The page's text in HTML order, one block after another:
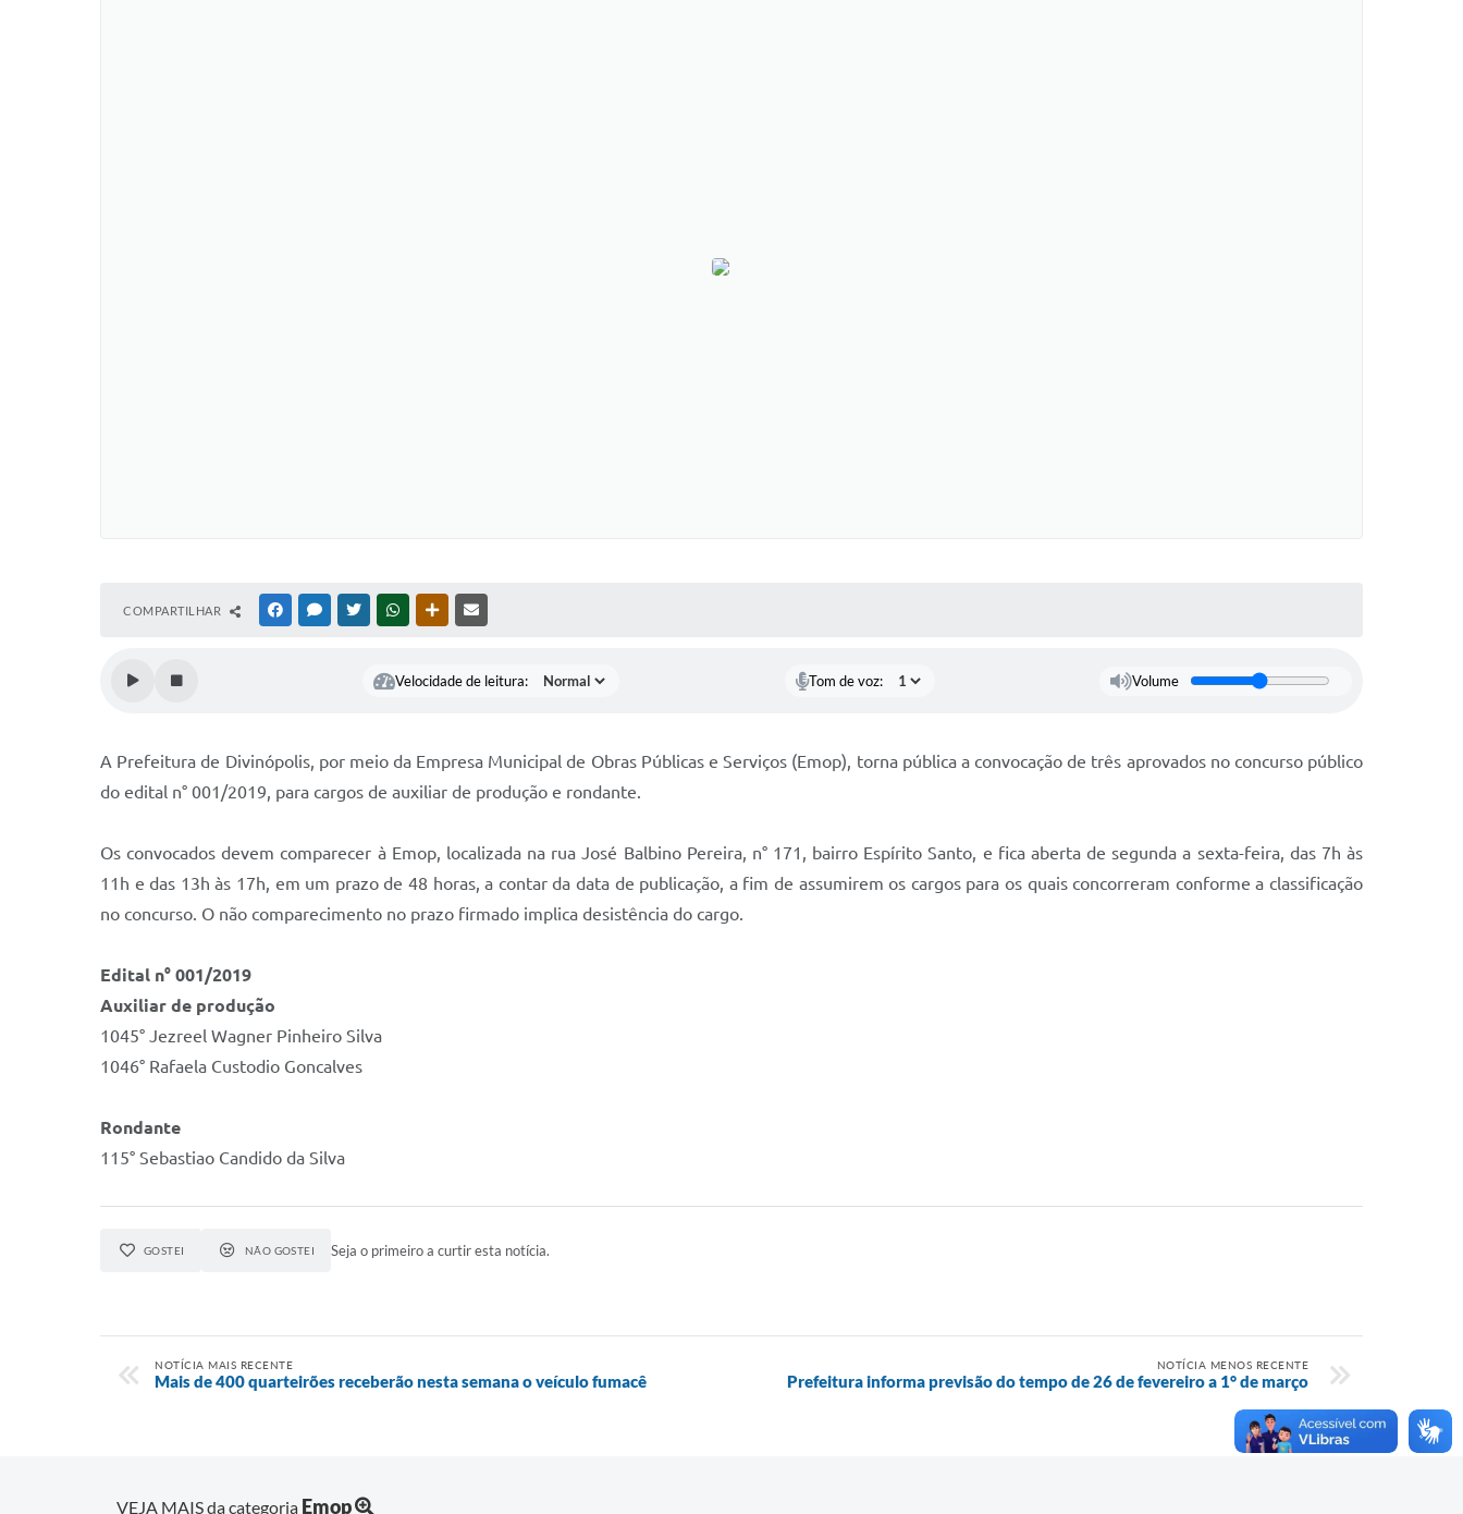
COMPARTILHAR FACEBOOKMESSENGER
TWITTERWHATSAPPOUTRAS MÍDIAS
Velocidade de leitura: Tom de voz: Volume
A Prefeitura de Divinópolis, por meio da Empresa Municipal de Obras Públicas e Serviços (Emop), torna pública a convocação de três aprovados no concurso público
do edital n° 001/2019, para cargos de auxiliar de produção e rondante.
Os convocados devem comparecer à Emop, localizada na rua José Balbino Pereira, n° 171, bairro Espírito Santo, e fica aberta de segunda a sexta-feira, das 7h às
11h e das 13h às 17h, em um prazo de 48 horas, a contar da data de publicação, a fim de assumirem os cargos para os quais concorreram conforme a classificação
no concurso. O não comparecimento no prazo firmado implica desistência do cargo.
Edital n° 001/2019
Auxiliar de produção
1045° Jezreel Wagner Pinheiro Silva
1046° Rafaela Custodio Goncalves
Rondante
115° Sebastiao Candido da Silva
GOSTEI NÃO GOSTEI Seja o primeiro a curtir esta notícia.
NOTÍCIA MAIS RECENTE
Mais de 400 quarteirões receberão nesta semana o veículo fumacê
NOTÍCIA MENOS RECENTE
Prefeitura informa previsão do tempo de 26 de fevereiro a 1° de março
VEJA MAIS da categoria Emop